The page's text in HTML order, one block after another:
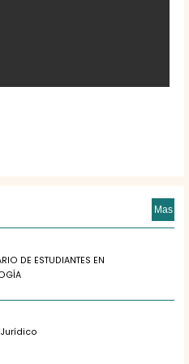
Mas
DE ESTUDIANTES EN